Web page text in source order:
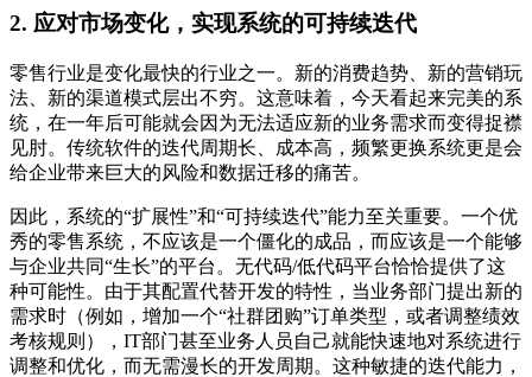
2. 应对市场变化，实现系统的可持续迭代
零售行业是变化最快的行业之一。新的消费趋势、新的营销玩
法、新的渠道模式层出不穷。这意味着，今天看起来完美的系
统，在一年后可能就会因为无法适应新的业务需求而变得捉襟
见肘。传统软件的迭代周期长、成本高，频繁更换系统更是会
给企业带来巨大的风险和数据迁移的痛苦。
因此，系统的“扩展性”和“可持续迭代”能力至关重要。一个优
秀的零售系统，不应该是一个僵化的成品，而应该是一个能够
与企业共同“生长”的平台。无代码/低代码平台恰恰提供了这
种可能性。由于其配置代替开发的特性，当业务部门提出新的
需求时（例如，增加一个“社群团购”订单类型，或者调整绩效
考核规则），IT部门甚至业务人员自己就能快速地对系统进行
调整和优化，而无需漫长的开发周期。这种敏捷的迭代能力，